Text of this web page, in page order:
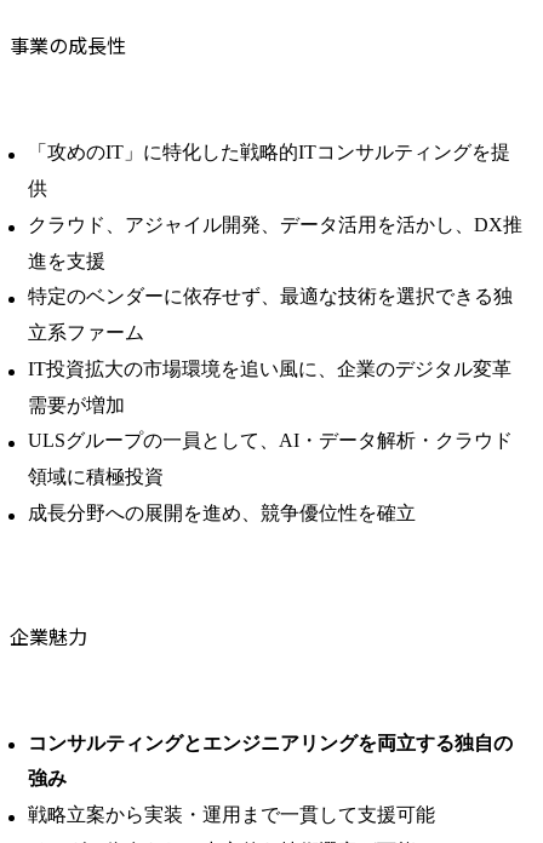
事業の成長性
「攻めのIT」に特化した戦略的ITコンサルティングを提
供
クラウド、アジャイル開発、データ活用を活かし、DX推
進を支援
特定のベンダーに依存せず、最適な技術を選択できる独
立系ファーム
IT投資拡大の市場環境を追い風に、企業のデジタル変革
需要が増加
ULSグループの一員として、AI・データ解析・クラウド
領域に積極投資
成長分野への展開を進め、競争優位性を確立
企業魅力
コンサルティングとエンジニアリングを両立する独自の
強み
戦略立案から実装・運用まで一貫して支援可能